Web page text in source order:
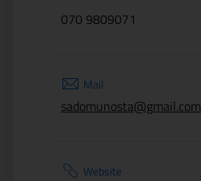
070 9809071
Mail
sadomunosta@gmail.com
Website